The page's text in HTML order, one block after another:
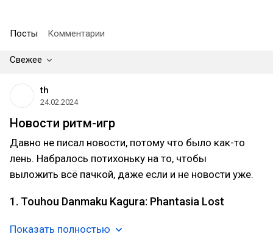
Посты Комментарии
Свежее
th
24.02.2024
Новости ритм-игр
Давно не писал новости, потому что было как-то
лень. Набралось потихоньку на то, чтобы
выложить всё пачкой, даже если и не новости уже.
1. Touhou Danmaku Kagura: Phantasia Lost
Показать полностью